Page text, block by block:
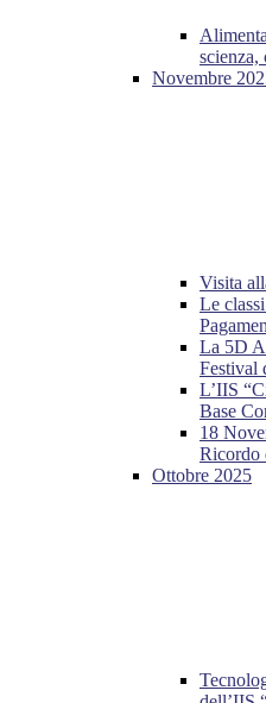
scienza,
Novembre
Visita
Le
La 5D
Festival
L’IIS
Base
18
Ricordo
Ottobre 2025